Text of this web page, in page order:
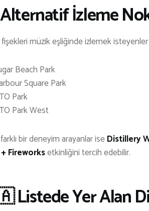
İzleme
müzik eşliğinde izlemek
Beach Park
Square Park
Park
Park West
bir deneyim arayanlar iseDistillery
Fireworksetkinliğini tercih edebilir.
Yer Alan